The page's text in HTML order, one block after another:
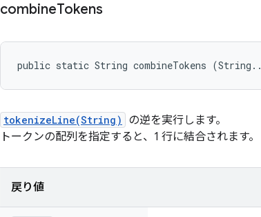
combineTokens
public static String combineTokens
tokenizeLine(String)
の逆を実行します。
トークンの配列を指定すると、1 行に結合されます。
戻り値